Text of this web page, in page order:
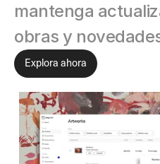
mantenga
obras y
Explora ahora